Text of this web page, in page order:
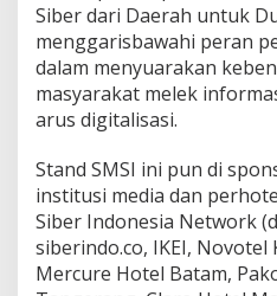
Siber dari Daerah untuk
menggarisbawahi peran
dalam menyuarakan
masyarakat melek
arus digitalisasi.
Stand SMSI ini pun di
institusi media dan
Siber Indonesia Network
siberindo.co, IKEI,
Mercure Hotel Batam,